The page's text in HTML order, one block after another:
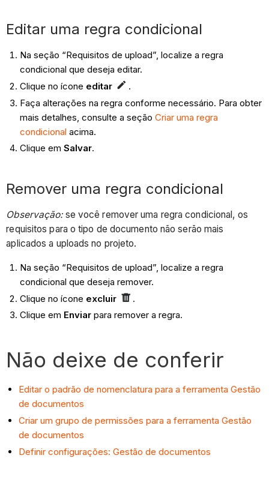
Editar uma regra condicional
Na seção “Requisitos de upload”, localize a regra
condicional que deseja editar.
Clique no ícone editar
.
Faça alterações na regra conforme necessário. Para obter
mais detalhes, consulte a seção Criar uma regra
condicional acima.
Clique em Salvar.
Remover uma regra condicional
Observação:se você remover uma regra condicional, os
requisitos para o tipo de documento não serão mais
aplicados a uploads no projeto.
Na seção “Requisitos de upload”, localize a regra
condicional que deseja remover.
Clique no ícone excluir
.
Clique em Enviarpara remover a regra.
Não deixe de conferir
Editar o padrão de nomenclatura para a ferramenta Gestão
de documentos
Criar um grupo de permissões para a ferramenta Gestão
de documentos
Definir configurações: Gestão de documentos